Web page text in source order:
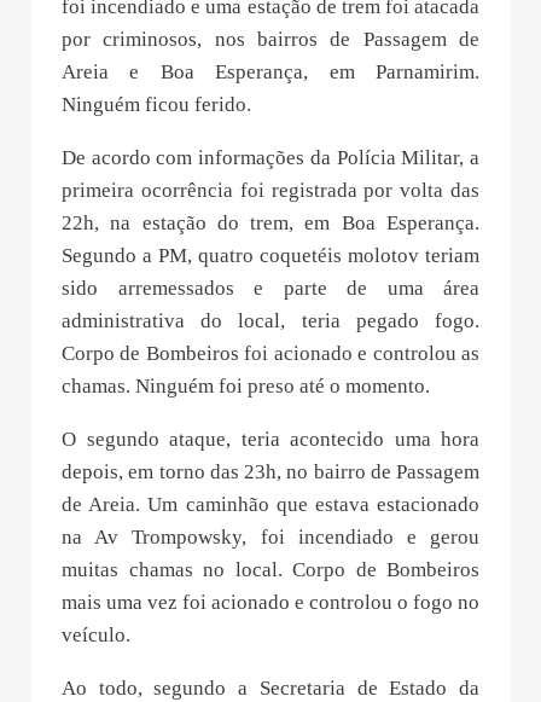
foi incendiado e uma estação de trem foi atacada
por criminosos, nos bairros de Passagem de
Areia e Boa Esperança, em Parnamirim.
Ninguém ficou ferido.
De acordo com informações da Polícia Militar, a
primeira ocorrência foi registrada por volta das
22h, na estação do trem, em Boa Esperança.
Segundo a PM, quatro coquetéis molotov teriam
sido arremessados e parte de uma área
administrativa do local, teria pegado fogo.
Corpo de Bombeiros foi acionado e controlou as
chamas. Ninguém foi preso até o momento.
O segundo ataque, teria acontecido uma hora
depois, em torno das 23h, no bairro de Passagem
de Areia. Um caminhão que estava estacionado
na Av Trompowsky, foi incendiado e gerou
muitas chamas no local. Corpo de Bombeiros
mais uma vez foi acionado e controlou o fogo no
veículo.
Ao todo, segundo a Secretaria de Estado da